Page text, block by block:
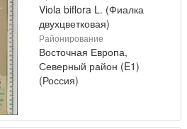
Viola biflora L. (Фиалка
двухцветковая)
Районирование
Восточная Европа,
Северный район (E1)
(Россия)